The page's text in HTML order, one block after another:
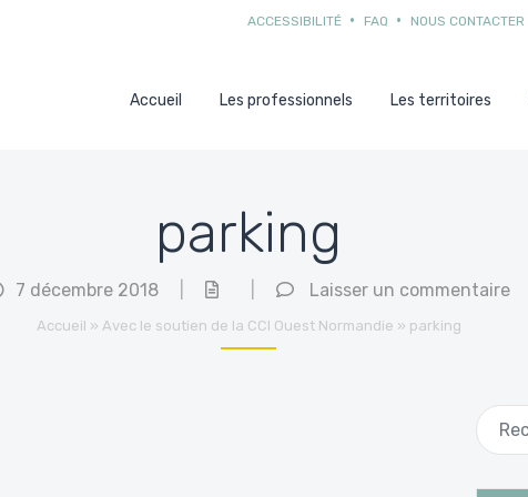
ACCESSIBILITÉ FAQ NOUS CONTACTER
Accueil Les professionnels Les territoires
parking
7 décembre 2018 Laisser un commentaire
Accueil » Avec le soutien de la CCI Ouest Normandie » parking